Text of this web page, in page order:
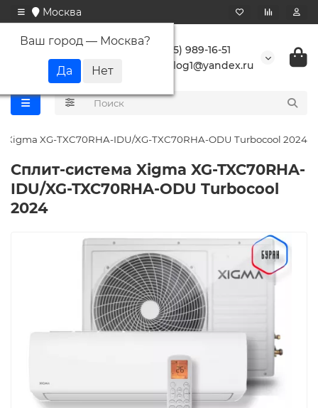
Москва
Ваш город — Москва?
+7 (495) 989-16-51
buranlog1@yandex.ru
Xigma XG-TXC70RHA-IDU/XG-TXC70RHA-ODU Turbocool 2024
Сплит-система Xigma XG-TXC70RHA-
IDU/XG-TXC70RHA-ODU Turbocool
2024